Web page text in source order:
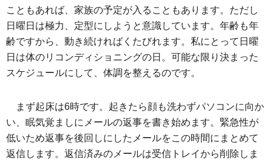
こともあれば、家族の予定が入ることもあります。ただし
日曜日は極力、定型にしようと意識しています。年齢も年
齢ですから、動き続ければくたびれます。私にとって日曜
日は体のリコンディショニングの日。可能な限り決まった
スケジュールにして、体調を整えるのです。
まず起床は6時です。起きたら顔も洗わずパソコンに向か
い、眠気覚ましにメールの返事を書き始めます。緊急性が
低いため返事を後回しにしたメールをこの時間にまとめて
返信します。返信済みのメールは受信トレイから削除しま